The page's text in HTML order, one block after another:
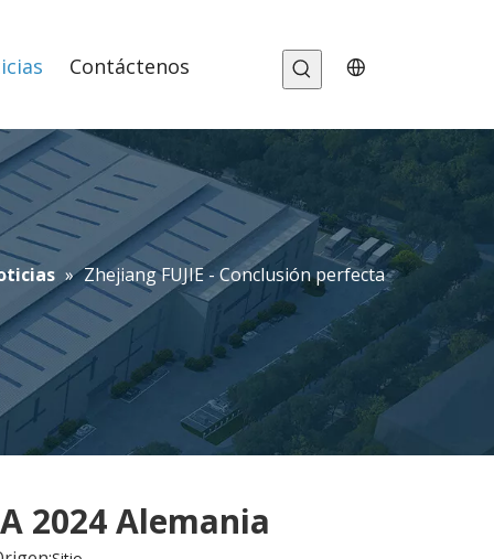
Contáctenos
» Zhejiang FUJIE - Conclusión perfecta
2024 Alemania